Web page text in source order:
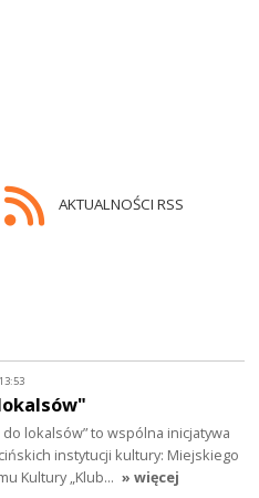
AKTUALNOŚCI RSS
do lokalsów” to wspólna inicjatywa
instytucji kultury: Miejskiego
Kultury „Klub… » więcej